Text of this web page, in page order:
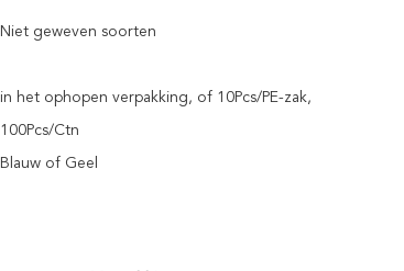
Niet geweven soorten
in het ophopen verpakking, of 10Pcs/PE-zak,
100Pcs/Ctn
Blauw of Geel